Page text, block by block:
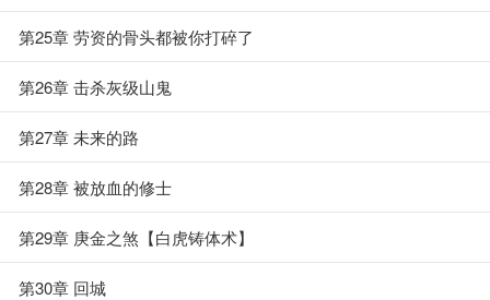
第25章 劳资的骨头都被你打碎了
第26章 击杀灰级山鬼
第27章 未来的路
第28章 被放血的修士
第29章 庚金之煞【白虎铸体术】
第30章 回城